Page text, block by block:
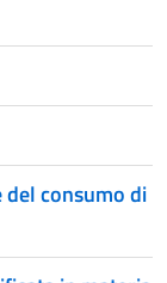
consumo di